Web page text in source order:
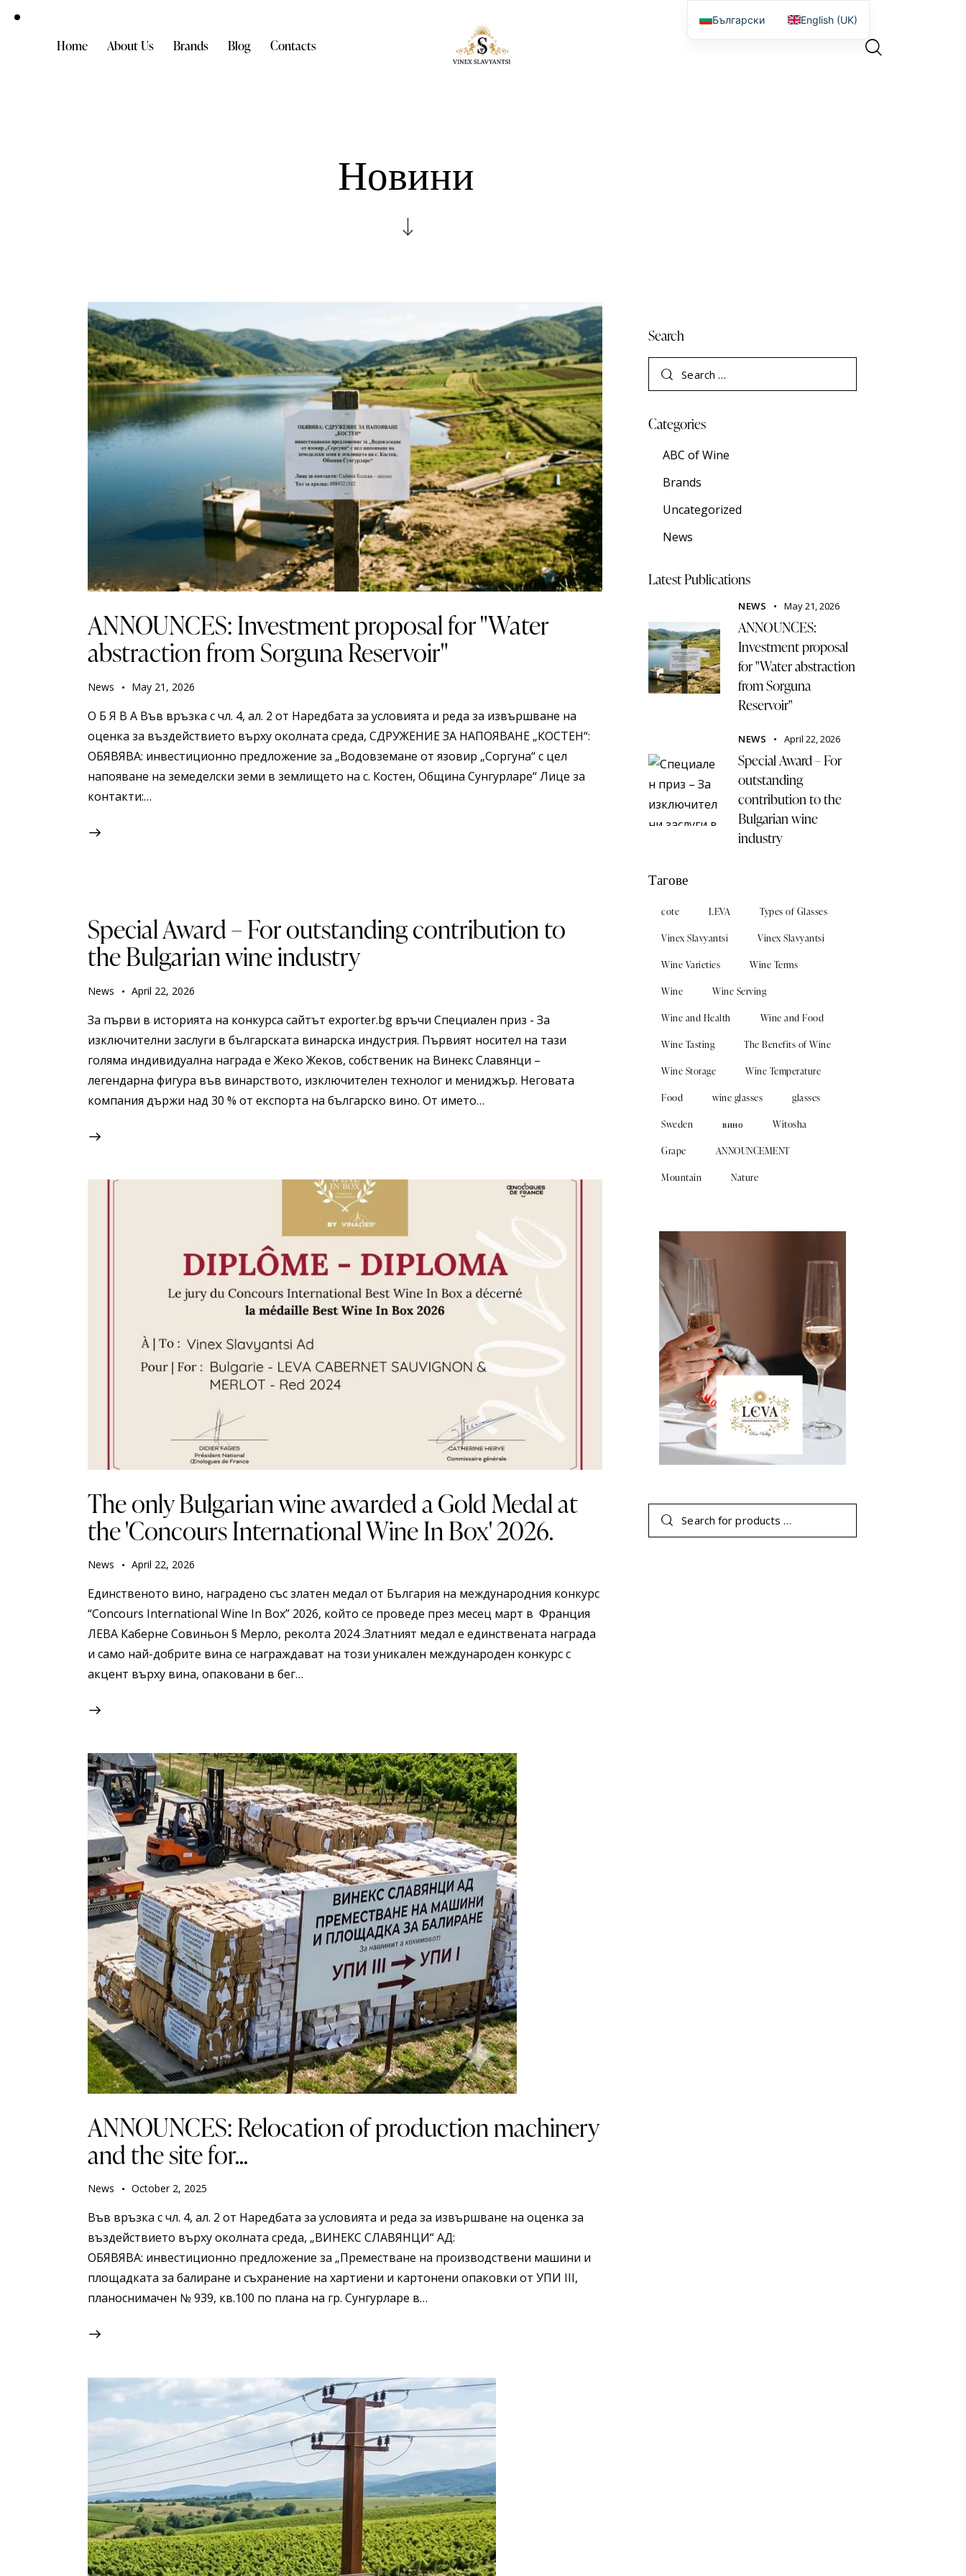
Home About Us Brands Blog Contacts
Новини
ANNOUNCES: Investment proposal for "Water
abstraction from Sorguna Reservoir"
News May 21, 2026
О Б Я В А Във връзка с чл. 4, ал. 2 от Наредбата за условията и реда за извършване на
оценка за въздействието върху околната среда, СДРУЖЕНИЕ ЗА НАПОЯВАНЕ „КОСТЕН“:
ОБЯВЯВА: инвестиционно предложение за „Водовземане от язовир „Соргуна“ с цел
напояване на земеделски земи в землището на с. Костен, Община Сунгурларе“ Лице за
контакти:…
Special Award – For outstanding contribution to
the Bulgarian wine industry
News April 22, 2026
За първи в историята на конкурса сайтът exporter.bg връчи Специален приз - За
изключителни заслуги в българската винарска индустрия. Първият носител на тази
голяма индивидуална награда е Жеко Жеков, собственик на Винекс Славянци –
легендарна фигура във винарството, изключителен технолог и мениджър. Неговата
компания държи над 30 % от експорта на българско вино. От името…
The only Bulgarian wine awarded a Gold Medal at
the 'Concours International Wine In Box' 2026.
News April 22, 2026
Единственoто вино, наградено със златен медал от България на международния конкурс
“Concours International Wine In Box” 2026, който се проведе през месец март в Франция
ЛЕВА Каберне Совиньон § Мерло, реколта 2024 .Златният медал е единствената награда
и само най-добрите вина се награждават на този уникален международен конкурс с
акцент върху вина, опаковани в бег…
ANNOUNCES: Relocation of production machinery
and the site for...
News October 2, 2025
Във връзка с чл. 4, ал. 2 от Наредбата за условията и реда за извършване на оценка за
въздействието върху околната среда, „ВИНЕКС СЛАВЯНЦИ“ АД:
ОБЯВЯВА: инвестиционно предложение за „Преместване на производствени машини и
площадката за балиране и съхранение на хартиени и картонени опаковки от УПИ III,
планоснимачен № 939, кв.100 по плана на гр. Сунгурларе в…
Search
Categories
ABC of Wine
Brands
Uncategorized
News
Latest Publications
NEWS May 21, 2026
ANNOUNCES:
Investment proposal
for "Water abstraction
from Sorguna
Reservoir"
NEWS April 22, 2026
Special Award – For
outstanding
contribution to the
Bulgarian wine
industry
Тагове
cote LEVA Types of Glasses
Vinex Slavyantsi Vinex Slavyantsi
Wine Varieties Wine Terms
Wine Wine Serving
Wine and Health Wine and Food
Wine Tasting The Benefits of Wine
Wine Storage Wine Temperature
Food wine glasses glasses
Sweden вино Witosha
Grape ANNOUNCEMENT
Mountain Nature
Search
Български English (UK)